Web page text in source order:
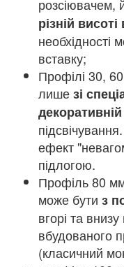
розсіювачем,
різній
необхідності
вставку;
Профілі 30,
лишезі
ефект
підлогою.
Профіль 80
може бути з
вгорі та
вбудованого
(класичний